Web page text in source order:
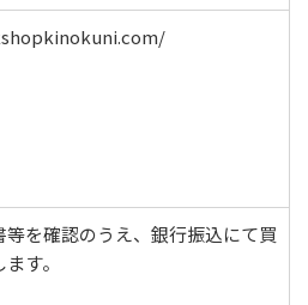
等を確認のうえ、銀行振込にて買
す。